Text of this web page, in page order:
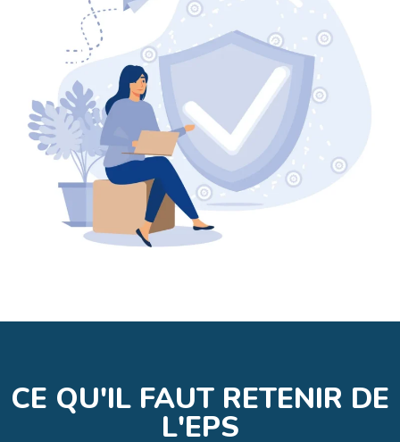
CE QU'IL FAUT RETENIR DE
L'EPS